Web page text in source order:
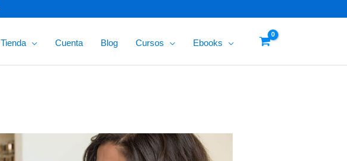
Tienda
Cuenta Blog Cursos Ebooks